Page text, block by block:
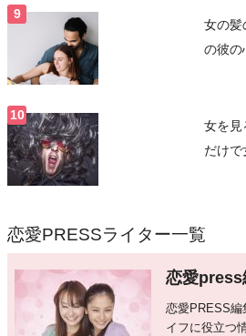
女の髪
の彼の
女を見
だけで
恋愛PRESSライター一覧
恋愛press
恋愛PRESS編
イフに役立つ